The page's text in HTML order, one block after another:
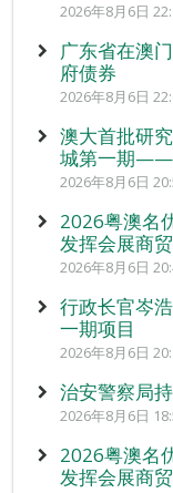
2026年8月6日
广东省在澳
府债券
2026年8月6日
澳大首批研
城第一期——
2026年8月6日
2026粤澳名
发挥会展商
2026年8月6日
行政长官岑
一期项目
2026年8月6日
治安警察局
2026年8月6日
2026粤澳名
发挥会展商